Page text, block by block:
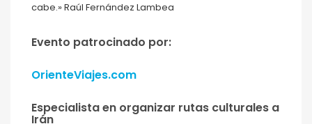
cabe.» Raúl Fernández Lambea
Evento patrocinado por:
OrienteViajes.com
Especialista en organizar rutas culturales a
Irán